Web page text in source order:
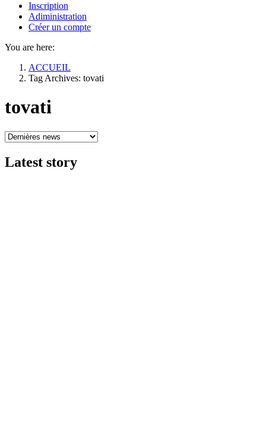
Inscription
Adiministration
Créer un compte
You are here:
ACCUEIL
Tag Archives: tovati
tovati
Latest story